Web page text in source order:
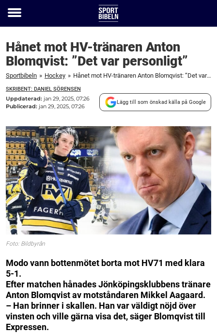
Toggle
Hånet mot HV-tränaren Anton
Blomqvist: ”Det var personligt”
Sportbibeln » Hockey » Hånet mot HV-tränaren Anton Blomqvist: ”Det var personligt”
SKRIBENT: DANIEL SÖRENSEN
Uppdaterad: jan 29, 2025, 07:26
Publicerad: jan 29, 2025, 07:26
Lägg till som önskad källa på Google
Foto: Bildbyrån
Modo vann bottenmötet borta mot HV71 med klara
5-1.
Efter matchen hånades Jönköpingsklubbens tränare
Anton Blomqvist av motståndaren Mikkel Aagaard.
– Han brinner i skallen. Han var väldigt nöjd över
vinsten och ville gärna visa det, säger Blomqvist till
Expressen.